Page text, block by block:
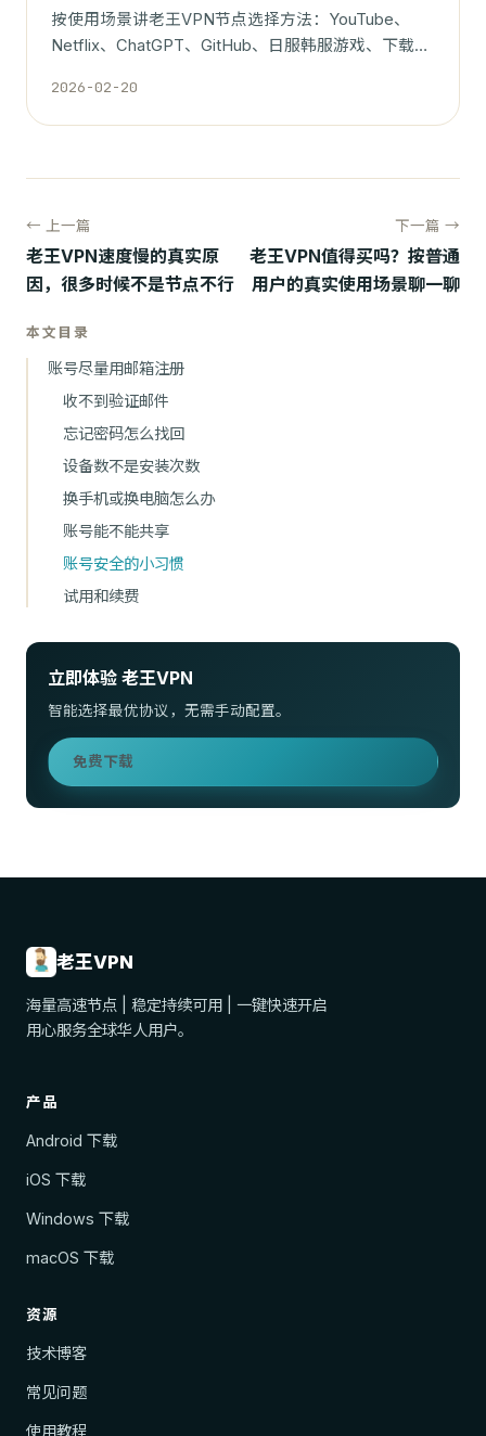
按使用场景讲老王VPN节点选择方法：YouTube、
Netflix、ChatGPT、GitHub、日服韩服游戏、下载和
2026-02-20
← 上一篇
老王VPN速度慢的真实原
因，很多时候不是节点不行
下一篇 →
老王VPN值得买吗？按普通
用户的真实使用场景聊一聊
本文目录
账号尽量用邮箱注册
收不到验证邮件
忘记密码怎么找回
设备数不是安装次数
换手机或换电脑怎么办
账号能不能共享
账号安全的小习惯
试用和续费
立即体验 老王VPN
智能选择最优协议，无需手动配置。
免费下载
老王VPN
海量高速节点 | 稳定持续可用 | 一键快速开启
用心服务全球华人用户。
产品
Android 下载
iOS 下载
Windows 下载
macOS 下载
资源
技术博客
常见问题
使用教程